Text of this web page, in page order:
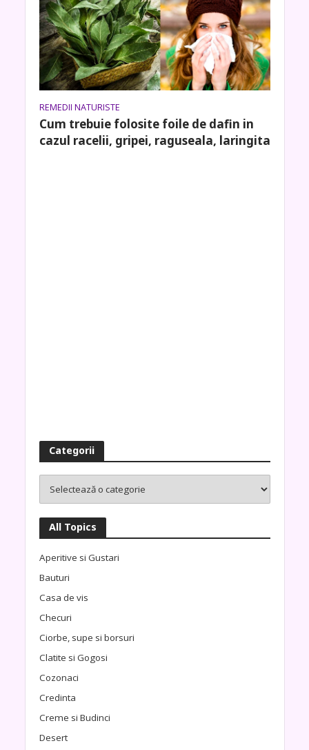
REMEDII NATURISTE
Cum trebuie folosite foile de dafin in
cazul racelii, gripei, raguseala, laringita
Categorii
All Topics
Aperitive si Gustari
Bauturi
Casa de vis
Checuri
Ciorbe, supe si borsuri
Clatite si Gogosi
Cozonaci
Credinta
Creme si Budinci
Desert